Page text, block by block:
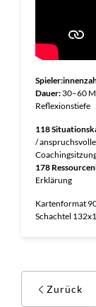
Dauer:30–60
Reflexionstiefe
118
/
178
Erklärung
Kartenformat
Schachtel
Zurück